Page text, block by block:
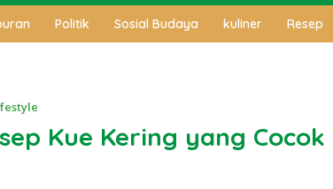
Politik Sosial Budaya kuliner Resep
Kue Kering yang